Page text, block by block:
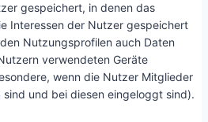
gespeichert, in denen das
Interessen der Nutzer gespeichert
Nutzungsprofilen auch Daten
verwendeten Geräte
wenn die Nutzer Mitglieder
und bei diesen eingeloggt sind).